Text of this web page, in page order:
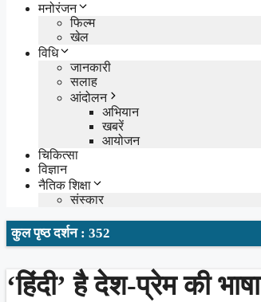
मनोरंजन
फिल्म
खेल
विधि
जानकारी
सलाह
आंदोलन
अभियान
खबरें
आयोजन
चिकित्सा
विज्ञान
नैतिक शिक्षा
संस्कार
कुल पृष्ठ दर्शन : 352
‘हिंदी’ है देश-प्रेम की भाषा